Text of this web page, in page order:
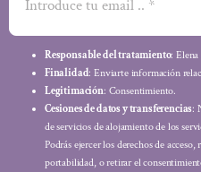
Responsable del tratamiento:
Finalidad: Enviarte información
Legitimación: Consentimiento.
Cesiones de datos y transferencias:
de servicios de alojamiento de los
Podrás ejercer los derechos de
portabilidad, o retirar el